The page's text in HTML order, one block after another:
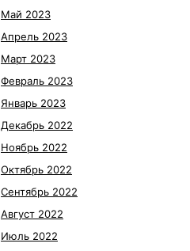
Май 2023
Апрель 2023
Март 2023
Февраль 2023
Январь 2023
Декабрь 2022
Ноябрь 2022
Октябрь 2022
Сентябрь 2022
Август 2022
Июль 2022